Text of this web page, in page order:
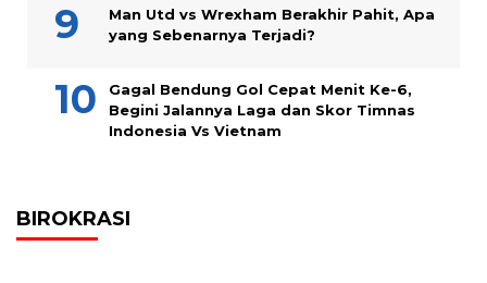
Man Utd vs Wrexham Berakhir Pahit, Apa
yang Sebenarnya Terjadi?
Gagal Bendung Gol Cepat Menit Ke-6,
Begini Jalannya Laga dan Skor Timnas
Indonesia Vs Vietnam
BIROKRASI